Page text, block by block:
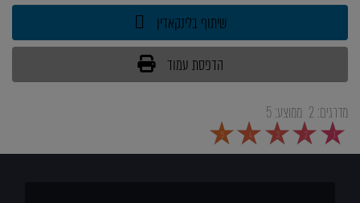
שיתוף בלינקאדין
הדפסת עמוד
מדרגים: 2 ממוצע:5
1
2
3
4
5